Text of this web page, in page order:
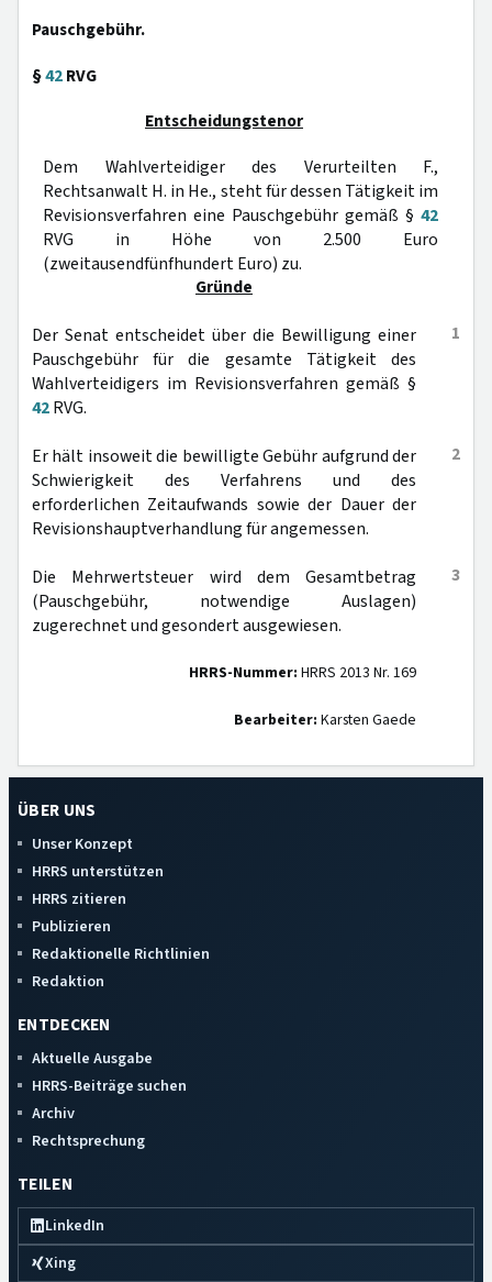
Pauschgebühr.
§42RVG
Entscheidungstenor
Dem Wahlverteidiger des Verurteilten F.,
Rechtsanwalt H. in He., steht für dessen Tätigkeit im
Revisionsverfahren eine Pauschgebühr gemäß § 42
RVG in Höhe von 2.500 Euro
(zweitausendfünfhundert Euro) zu.
Gründe
1
Der Senat entscheidet über die Bewilligung einer
Pauschgebühr für die gesamte Tätigkeit des
Wahlverteidigers im Revisionsverfahren gemäß §
42RVG.
2
Er hält insoweit die bewilligte Gebühr aufgrund der
Schwierigkeit des Verfahrens und des
erforderlichen Zeitaufwands sowie der Dauer der
Revisionshauptverhandlung für angemessen.
3
Die Mehrwertsteuer wird dem Gesamtbetrag
(Pauschgebühr, notwendige Auslagen)
zugerechnet und gesondert ausgewiesen.
HRRS-Nummer: HRRS 2013 Nr. 169
Bearbeiter: Karsten Gaede
ÜBER UNS
Unser Konzept
HRRS unterstützen
HRRS zitieren
Publizieren
Redaktionelle Richtlinien
Redaktion
ENTDECKEN
Aktuelle Ausgabe
HRRS-Beiträge suchen
Archiv
Rechtsprechung
TEILEN
LinkedIn
Xing